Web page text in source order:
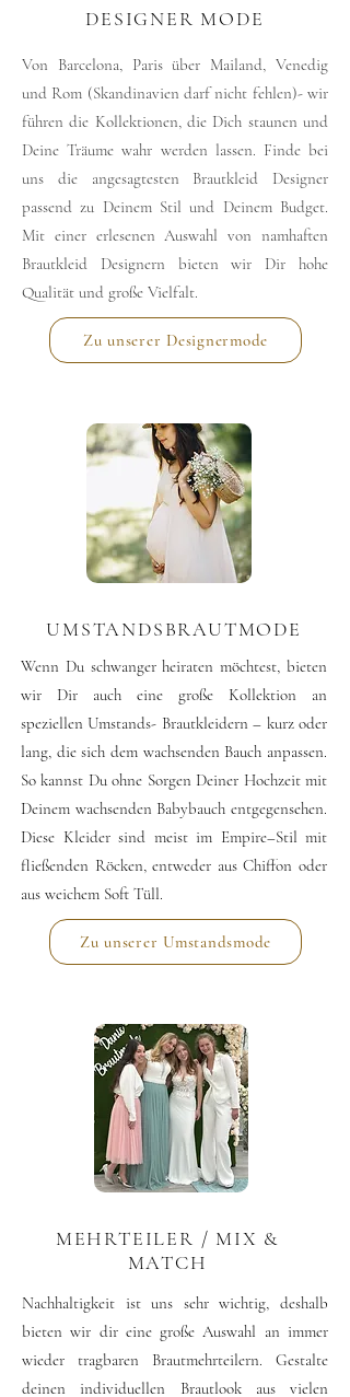
DESIGNER MODE
Von Barcelona, Paris über Mailand, Venedig
und Rom (Skandinavien darf nicht fehlen)- wir
führen die Kollektionen, die Dich staunen und
Deine Träume wahr werden lassen. Finde bei
uns die angesagtesten Brautkleid Designer
passend zu Deinem Stil und Deinem Budget.
Mit einer erlesenen Auswahl von namhaften
Brautkleid Designern bieten wir Dir hohe
Qualität und große Vielfalt.
Zu unserer Designermode
UMSTANDSBRAUTMODE
Wenn Du schwanger heiraten möchtest, bieten
wir Dir auch eine große Kollektion an
speziellen Umstands- Brautkleidern – kurz oder
lang, die sich dem wachsenden Bauch anpassen.
So kannst Du ohne Sorgen Deiner Hochzeit mit
Deinem wachsenden Babybauch entgegensehen.
Diese Kleider sind meist im Empire–Stil mit
fließenden Röcken, entweder aus Chiffon oder
aus weichem Soft Tüll.
Zu unserer Umstandsmode
MEHRTEILER / MIX &
MATCH
Nachhaltigkeit ist uns sehr wichtig, deshalb
bieten wir dir eine große Auswahl an immer
wieder tragbaren Brautmehrteilern. Gestalte
deinen individuellen Brautlook aus vielen